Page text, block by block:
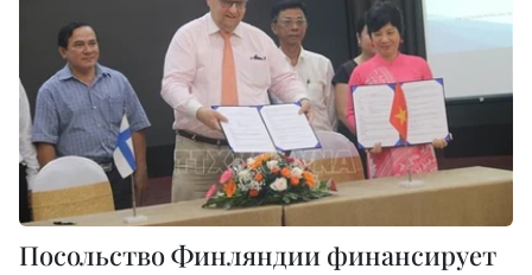
Посольство Финляндии финансирует